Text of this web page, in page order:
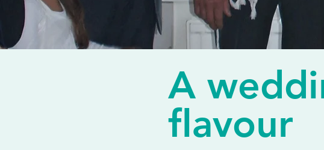
A
flavour